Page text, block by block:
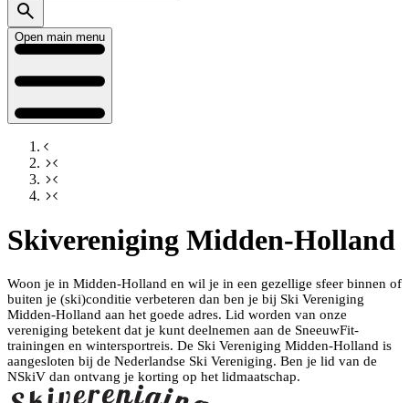
Open main menu
Skivereniging Midden-Holland
Woon je in Midden-Holland en wil je in een gezellige sfeer binnen of
buiten je (ski)conditie verbeteren dan ben je bij Ski Vereniging
Midden-Holland aan het goede adres. Lid worden van onze
vereniging betekent dat je kunt deelnemen aan de SneeuwFit-
trainingen en wintersportreis. De Ski Vereniging Midden-Holland is
aangesloten bij de Nederlandse Ski Vereniging. Ben je lid van de
NSkiV dan ontvang je korting op het lidmaatschap.